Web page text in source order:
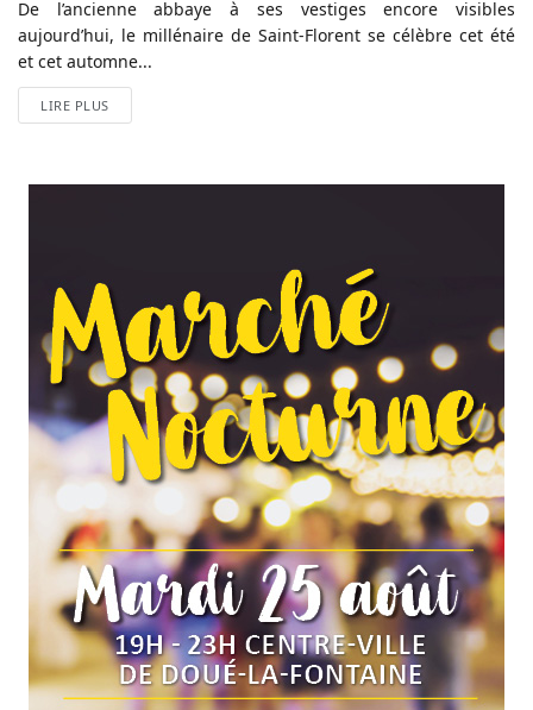
De l’ancienne abbaye à ses vestiges encore visibles
aujourd’hui, le millénaire de Saint-Florent se célèbre cet été
et cet automne...
LIRE PLUS